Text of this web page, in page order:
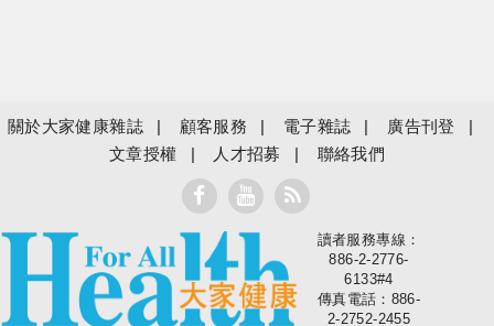
關於大家健康雜誌 顧客服務 電子雜誌
廣告刊登
文章授權
人才招募 聯絡我們
大家健康
讀者服務專線：
886-2-2776-
6133#4
傳真電話：886-
2-2752-2455